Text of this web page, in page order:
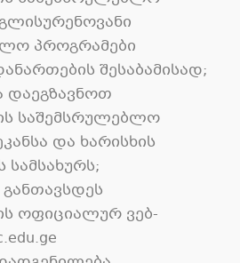
პროგრამები
შესაბამისად;
დაეგზავნოთ
საშემსრულებლო
და ხარისხის
ოფიციალურ ვებ-